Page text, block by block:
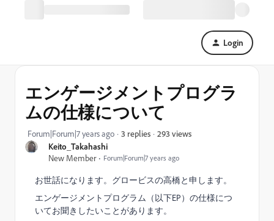
Login
Keito_Takahashi
New Member
Forum|Forum|7 years ago
エンゲージメントプログラ
ムの仕様について
Forum|Forum|7 years ago 3 replies 293 views
お世話になります。グロービスの高橋と申します。
エンゲージメントプログラム（以下EP）の仕様につ
いてお聞きしたいことがあります。